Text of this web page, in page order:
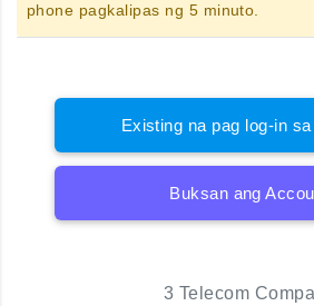
phone pagkalipas ng 5 minuto.
Existing na pag log-in
Buksan ang
3 Telecom